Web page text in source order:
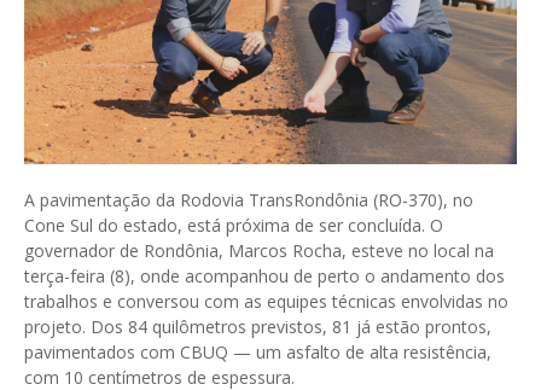
A pavimentação da Rodovia TransRondônia (RO-370), no
Cone Sul do estado, está próxima de ser concluída. O
governador de Rondônia, Marcos Rocha, esteve no local na
terça-feira (8), onde acompanhou de perto o andamento dos
trabalhos e conversou com as equipes técnicas envolvidas no
projeto. Dos 84 quilômetros previstos, 81 já estão prontos,
pavimentados com CBUQ — um asfalto de alta resistência,
com 10 centímetros de espessura.